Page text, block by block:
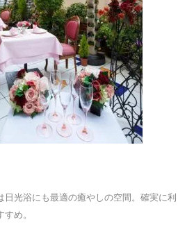
日光浴にも最適の癒やしの空間。確実に利
め。